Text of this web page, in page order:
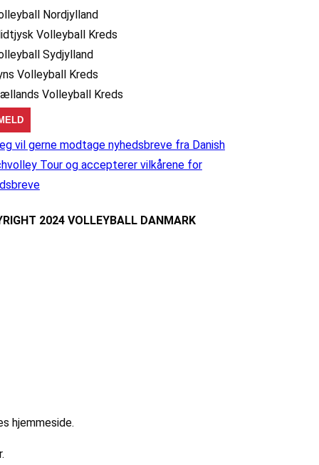
Nordjylland
Volleyball Kreds
Sydjylland
Volleyball Kreds
Volleyball Kreds
vil gerne modtage nyhedsbreve fra Danish
Tour og accepterer vilkårene for
2024 VOLLEYBALL DANMARK
hjemmeside.